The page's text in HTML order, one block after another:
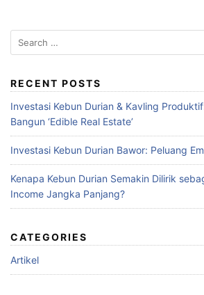
Search
for:
RECENT POSTS
Investasi Kebun Durian & Kavling
Bangun ‘Edible Real Estate’
Investasi Kebun Durian Bawor: Peluang
Kenapa Kebun Durian Semakin Dilirik
Income Jangka Panjang?
CATEGORIES
Artikel